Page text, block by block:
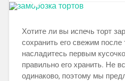
Хотите ли вы испечь торт
сохранить его свежим после
насладитесь первым
правильно его хранить. Не
одинаково, поэтому мы